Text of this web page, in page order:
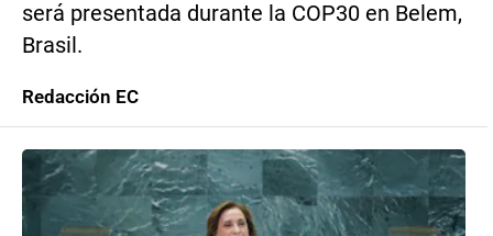
será presentada durante la COP30 en Belem,
Brasil.
Redacción EC